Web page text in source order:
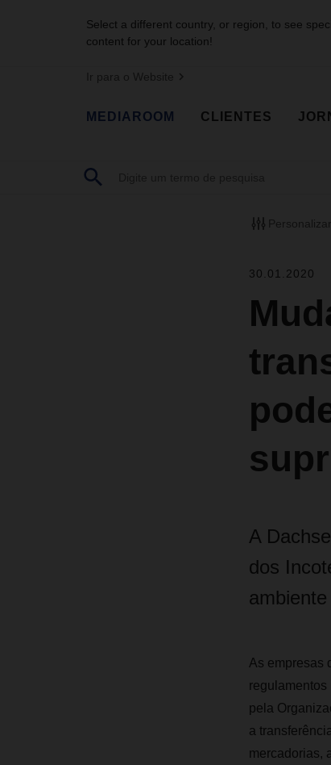
Select a different country, or region, to see
content for your location!
Ir para o Website
MEDIAROOM CLIENTES
30.01.2020
A
dos
As empresas
pela
a
mercadorias,